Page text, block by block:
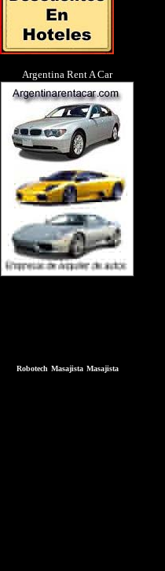
Argentina Rent A Car
Robotech Masajista Masajista